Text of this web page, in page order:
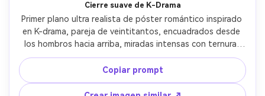
Cierre suave de K-Drama
Primer plano ultra realista de póster romántico inspirado
en K-drama, pareja de veintitantos, encuadrados desde
los hombros hacia arriba, miradas intensas con ternura,
luz suave de ventana con reflejos cremosos, fondo
mínimo con degradado suave para el título, maquillaje
natural, labios brillosos, cabello bien peinado, textura y
poros de piel realistas, capturada con 85mm f/1.4,
Copiar prompt